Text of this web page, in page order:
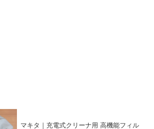
マキタ｜充電式クリーナ用 高機能フィル